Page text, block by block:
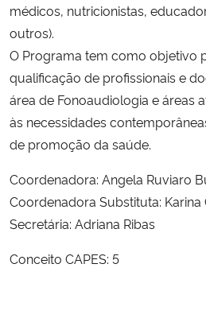
médicos, nutricionistas,
outros).
O Programa tem como objetivo
qualificação de profissionais e
área de Fonoaudiologia e áreas
às necessidades
de promoção da saúde.
Coordenadora: Angela Ruviaro
Coordenadora Substituta: Karina
Secretária: Adriana Ribas
Conceito CAPES: 5